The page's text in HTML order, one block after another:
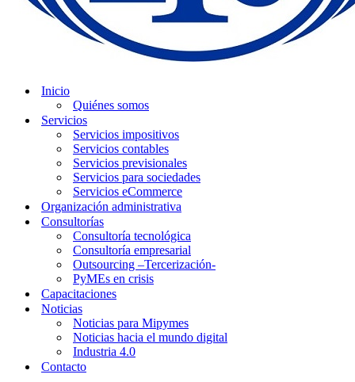
Inicio
Quiénes somos
Servicios
Servicios impositivos
Servicios contables
Servicios previsionales
Servicios para sociedades
Servicios eCommerce
Organización administrativa
Consultorías
Consultoría tecnológica
Consultoría empresarial
Outsourcing –Tercerización-
PyMEs en crisis
Capacitaciones
Noticias
Noticias para Mipymes
Noticias hacia el mundo digital
Industria 4.0
Contacto